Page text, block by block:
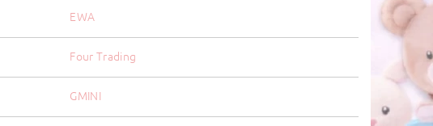
EWA
Four Trading
GMINI